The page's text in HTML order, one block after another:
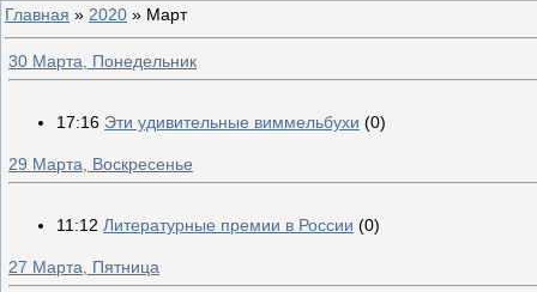
Главная » 2020 » Март
30 Марта, Понедельник
17:16 Эти удивительные виммельбухи (0)
29 Марта, Воскресенье
11:12 Литературные премии в России (0)
27 Марта, Пятница